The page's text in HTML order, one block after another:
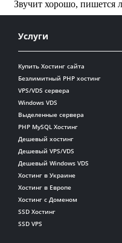
Услуги
Купить Хостинг сайта
Безлимитный PHP хостинг
VPS/VDS сервера
Windows VDS
Выделенные сервера
PHP MySQL Хостинг
Дешевый хостинг
Дешевый VPS/VDS
Дешевый Windows VDS
Хостинг в Украине
Хостинг в Европе
Хостинг с Доменом
SSD Хостинг
SSD VPS